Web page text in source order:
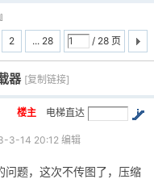
2 ... 28 / 28 页
器 [复制链接]
电梯直达
楼主
3-14 20:12 编辑
问题，这次不传图了，压缩